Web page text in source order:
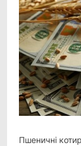
Пшеничні